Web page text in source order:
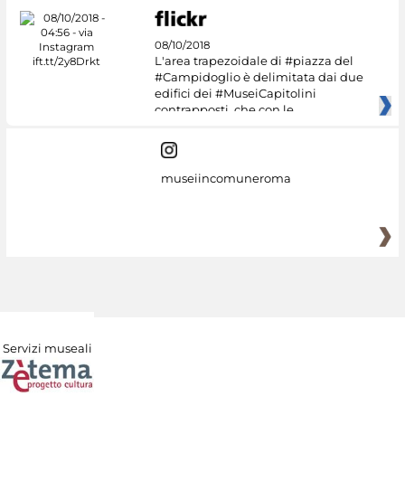
08/10/2018
L'area trapezoidale di #piazza del
#Campidoglio è delimitata dai due
edifici dei #MuseiCapitolini
contrapposti, che con le
museiincomuneroma
Servizi museali